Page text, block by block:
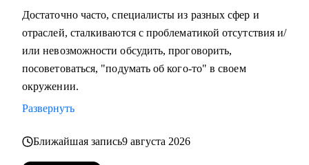
Достаточно часто, специалисты из разных сфер и
отраслей, сталкиваются с проблематикой отсутствия и/
или невозможности обсудить, проговорить,
посоветоваться, "подумать об кого-то" в своем
окружении.
Развернуть
Ближайшая запись9 августа 2026